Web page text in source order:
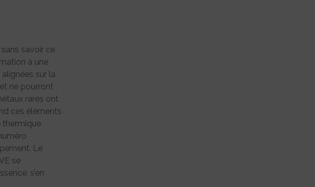
savoir ce
à une
sur la
ne pourront
rares ont
ces éléments
thermique
Le
se
s’en